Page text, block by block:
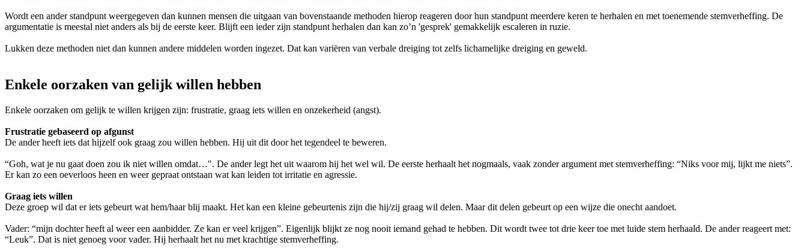
Wordt een ander standpunt weergegeven dan kunnen mensen die uitgaan van bovenstaande methoden hierop reageren door hun standpunt meerdere keren te herhalen en met toenemende stemverheffing. De
argumentatie is meestal niet anders als bij de eerste keer. Blijft een ieder zijn standpunt herhalen dan kan zo’n 'gesprek' gemakkelijk escaleren in ruzie.
Lukken deze methoden niet dan kunnen andere middelen worden ingezet. Dat kan variëren van verbale dreiging tot zelfs lichamelijke dreiging en geweld.
Enkele oorzaken van gelijk willen hebben
Enkele oorzaken om gelijk te willen krijgen zijn: frustratie, graag iets willen en onzekerheid (angst).
Frustratie gebaseerd op afgunst
De ander heeft iets dat hijzelf ook graag zou willen hebben. Hij uit dit door het tegendeel te beweren.
“Goh, wat je nu gaat doen zou ik niet willen omdat…". De ander legt het uit waarom hij het wel wil. De eerste herhaalt het nogmaals, vaak zonder argument met stemverheffing: “Niks voor mij, lijkt me niets”.
Er kan zo een oeverloos heen en weer gepraat ontstaan wat kan leiden tot irritatie en agressie.
Graag iets willen
Deze groep wil dat er iets gebeurt wat hem/haar blij maakt. Het kan een kleine gebeurtenis zijn die hij/zij graag wil delen. Maar dit delen gebeurt op een wijze die onecht aandoet.
Vader: “mijn dochter heeft al weer een aanbidder. Ze kan er veel krijgen”. Eigenlijk blijkt ze nog nooit iemand gehad te hebben. Dit wordt twee tot drie keer toe met luide stem herhaald. De ander reageert met:
“Leuk”. Dat is niet genoeg voor vader. Hij herhaalt het nu met krachtige stemverheffing.